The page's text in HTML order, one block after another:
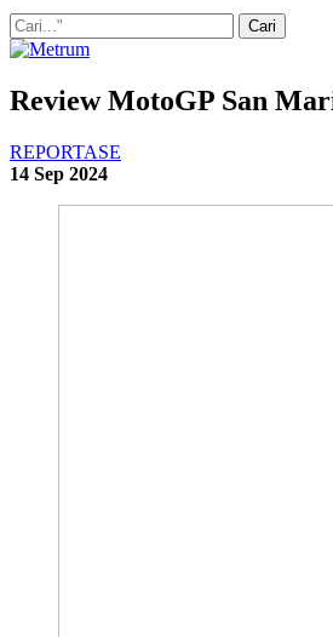
Review MotoGP San
REPORTASE
14 Sep 2024